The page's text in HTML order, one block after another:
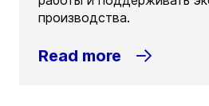
производства.
Read more